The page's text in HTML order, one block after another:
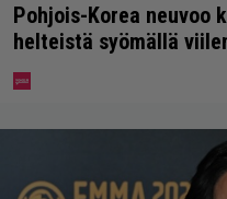
Pohjois-Korea neuvoo
helteistä syömällä